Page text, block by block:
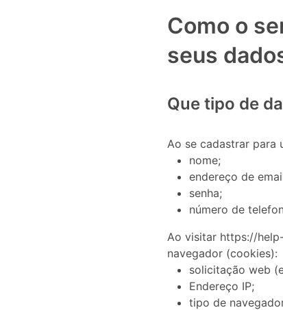
Como o
seus
Que tipo de
Ao se cadastrar para
nome;
endereço de
senha;
número de
Ao visitar https://
navegador (cookies):
solicitação web
Endereço IP;
tipo de